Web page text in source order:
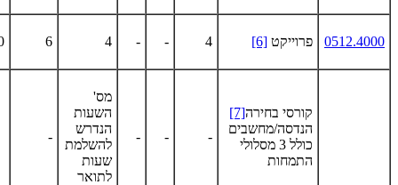
0512.4000 פרוייקט [6]
4
-
-
4
6
קורסי בחירה[7]
הנדסה/מחשבים
כולל 3 מסלולי
התמחות
-
-
-
מס'
השעות
הנדרש
להשלמת
שעות
לתואר
-